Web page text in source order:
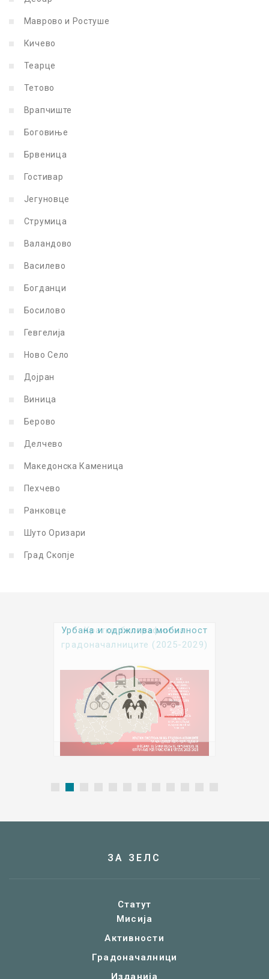
Маврово и Ростуше
Кичево
Теарце
Тетово
Врапчиште
Боговиње
Брвеница
Гостивар
Јегуновце
Струмица
Валандово
Василево
Богданци
Босилово
Гевгелија
Ново Село
Дојран
Виница
Берово
Делчево
Македонска Каменица
Пехчево
Ранковце
Шуто Оризари
Град Скопје
Урбана и одржлива мобилност
Kратки биографии на
градоначалниците (2025-2029)
ЗА ЗЕЛС
Статут
Мисија
Активности
Градоначалници
Изданија